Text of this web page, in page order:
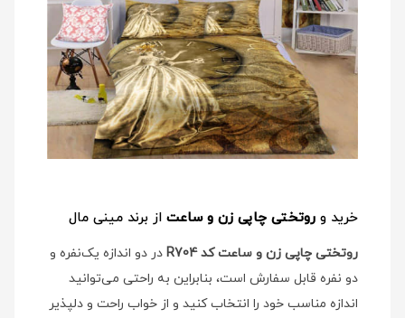
خرید و روتختی چاپی زن و ساعت از برند مینی مال
روتختی چاپی زن و ساعت کد R704
در دو اندازه یک‌نفره و
دو نفره قابل سفارش است، بنابراین به راحتی می‌توانید
اندازه مناسب خود را انتخاب کنید و از خواب راحت و دلپذیر